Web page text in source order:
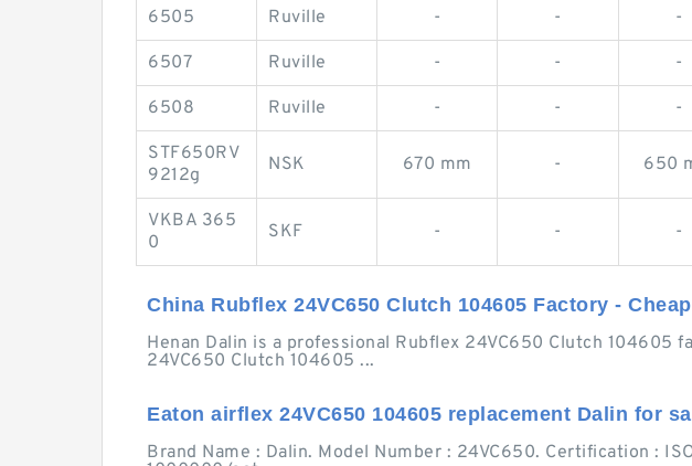
6505 Ruville - - -
6507 Ruville - - -
6508 Ruville - - -
STF650RV
9212g
NSK 670 mm - 650
VKBA 365
0
SKF - - -
China Rubflex 24VC650 Clutch 104605 Factory -
Henan Dalin is a professional Rubflex 24VC650 Clutch 104605
24VC650 Clutch 104605 ...
Eaton airflex 24VC650 104605 replacement Dalin for
Brand Name : Dalin. Model Number : 24VC650. Certification :